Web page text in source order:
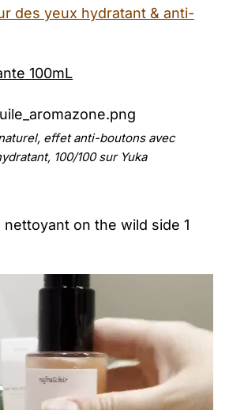
des yeux hydratant & anti-
100mL
effet anti-boutons avec
100/100 sur Yuka